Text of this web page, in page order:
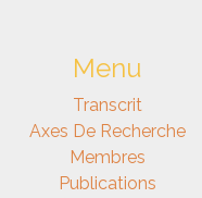
Menu
Transcrit
Axes De Recherche
Membres
Publications